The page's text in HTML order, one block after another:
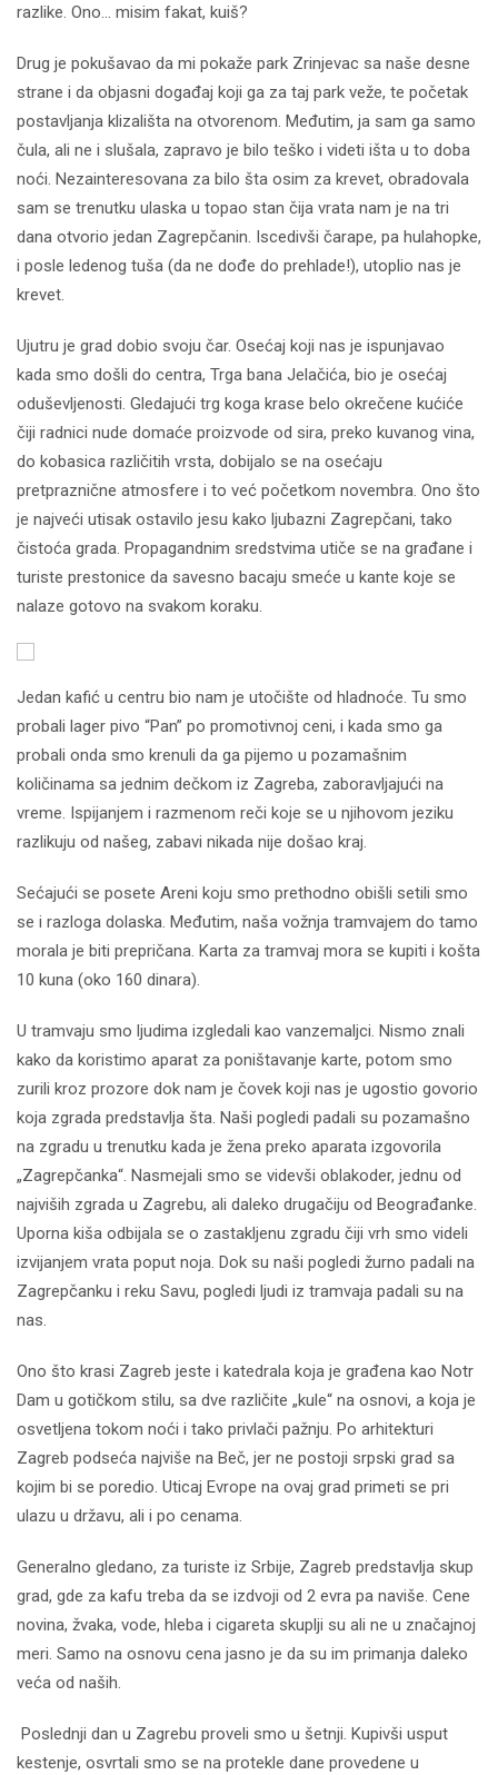
razlike. Ono… misim fakat, kuiš?
Drug je pokušavao da mi pokaže park Zrinjevac sa naše desne
strane i da objasni događaj koji ga za taj park veže, te početak
postavljanja klizališta na otvorenom. Međutim, ja sam ga samo
čula, ali ne i slušala, zapravo je bilo teško i videti išta u to doba
noći. Nezainteresovana za bilo šta osim za krevet, obradovala
sam se trenutku ulaska u topao stan čija vrata nam je na tri
dana otvorio jedan Zagrepčanin. Iscedivši čarape, pa hulahopke,
i posle ledenog tuša (da ne dođe do prehlade!), utoplio nas je
krevet.
Ujutru je grad dobio svoju čar. Osećaj koji nas je ispunjavao
kada smo došli do centra, Trga bana Jelačića, bio je osećaj
oduševljenosti. Gledajući trg koga krase belo okrečene kućiće
čiji radnici nude domaće proizvode od sira, preko kuvanog vina,
do kobasica različitih vrsta, dobijalo se na osećaju
pretpraznične atmosfere i to već početkom novembra. Ono što
je najveći utisak ostavilo jesu kako ljubazni Zagrepčani, tako
čistoća grada. Propagandnim sredstvima utiče se na građane i
turiste prestonice da savesno bacaju smeće u kante koje se
nalaze gotovo na svakom koraku.
Jedan kafić u centru bio nam je utočište od hladnoće. Tu smo
probali lager pivo “Pan” po promotivnoj ceni, i kada smo ga
probali onda smo krenuli da ga pijemo u pozamašnim
količinama sa jednim dečkom iz Zagreba, zaboravljajući na
vreme. Ispijanjem i razmenom reči koje se u njihovom jeziku
razlikuju od našeg, zabavi nikada nije došao kraj.
Sećajući se posete Areni koju smo prethodno obišli setili smo
se i razloga dolaska. Međutim, naša vožnja tramvajem do tamo
morala je biti prepričana. Karta za tramvaj mora se kupiti i košta
10 kuna (oko 160 dinara).
U tramvaju smo ljudima izgledali kao vanzemaljci. Nismo znali
kako da koristimo aparat za poništavanje karte, potom smo
zurili kroz prozore dok nam je čovek koji nas je ugostio govorio
koja zgrada predstavlja šta. Naši pogledi padali su pozamašno
na zgradu u trenutku kada je žena preko aparata izgovorila
„Zagrepčanka“. Nasmejali smo se videvši oblakoder, jednu od
najviših zgrada u Zagrebu, ali daleko drugačiju od Beograđanke.
Uporna kiša odbijala se o zastakljenu zgradu čiji vrh smo videli
izvijanjem vrata poput noja. Dok su naši pogledi žurno padali na
Zagrepčanku i reku Savu, pogledi ljudi iz tramvaja padali su na
nas.
Ono što krasi Zagreb jeste i katedrala koja je građena kao Notr
Dam u gotičkom stilu, sa dve različite „kule“ na osnovi, a koja je
osvetljena tokom noći i tako privlači pažnju. Po arhitekturi
Zagreb podseća najviše na Beč, jer ne postoji srpski grad sa
kojim bi se poredio. Uticaj Evrope na ovaj grad primeti se pri
ulazu u državu, ali i po cenama.
Generalno gledano, za turiste iz Srbije, Zagreb predstavlja skup
grad, gde za kafu treba da se izdvoji od 2 evra pa naviše. Cene
novina, žvaka, vode, hleba i cigareta skuplji su ali ne u značajnoj
meri. Samo na osnovu cena jasno je da su im primanja daleko
veća od naših.
Poslednji dan u Zagrebu proveli smo u šetnji. Kupivši usput
kestenje, osvrtali smo se na protekle dane provedene u